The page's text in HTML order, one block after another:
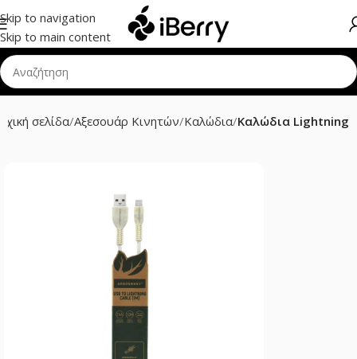
Skip to navigation
Skip to main content
σελίδα Αξεσουάρ Κινητών Καλώδια Καλώδια Lightning